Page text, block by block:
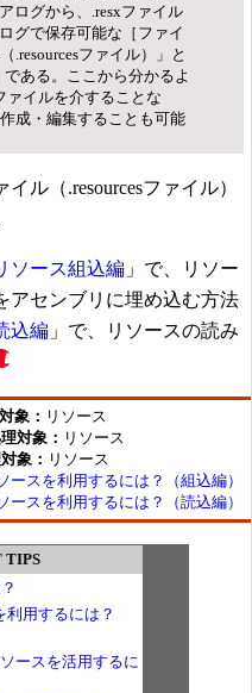
ログから、.resxファイル
グで保存可能な［ファイ
.resourcesファイル）」と
である。ここから分かるよ
ァイルを介することな
成・編集することも可能
ル（.resourcesファイル）
ソース組込編 」で、リソー
アセンブリに埋め込む方法
込編 」で、リソースの読み
象： リソース
対象： リソース
象： リソース
ースを利用するには？（組込編）
ースを利用するには？（読込編）
TIPS
利用するには？
ースを活用するに